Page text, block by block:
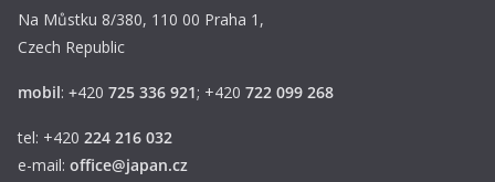
Na Můstku 8/380, 110 00 Praha 1,
Czech Republic
mobil: +420 725 336 921; +420 722 099 268
tel: +420 224 216 032
e-mail: office@japan.cz